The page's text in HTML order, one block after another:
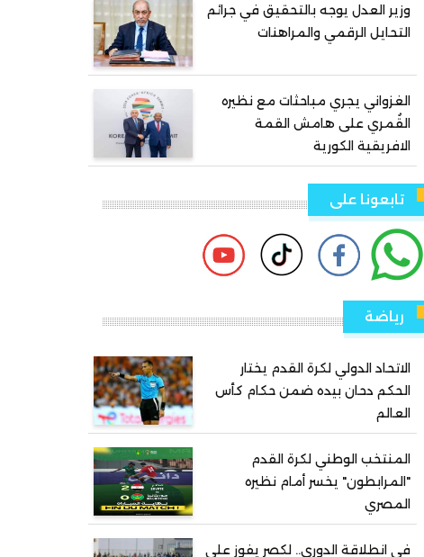
وزير العدل يوجه بالتحقيق في جرائم
التحايل الرقمي والمراهنات
الغزواني يجري مباحثات مع نظيره
القُمري على هامش القمة
الافريقية الكورية
تابعونا على
رياضة
الاتحاد الدولي لكرة القدم يختار
الحكم دحان بيده ضمن حكام كأس
العالم
المنتخب الوطني لكرة القدم
"المرابطون" يخسر أمام نظيره
المصري
في انطلاقة الدوري.. لكصر يفوز على